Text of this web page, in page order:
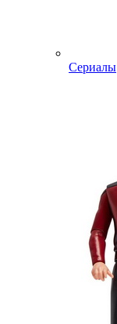
Сериалы